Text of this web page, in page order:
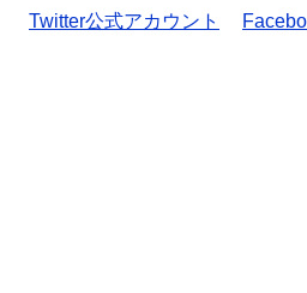
Twitter公式アカウント